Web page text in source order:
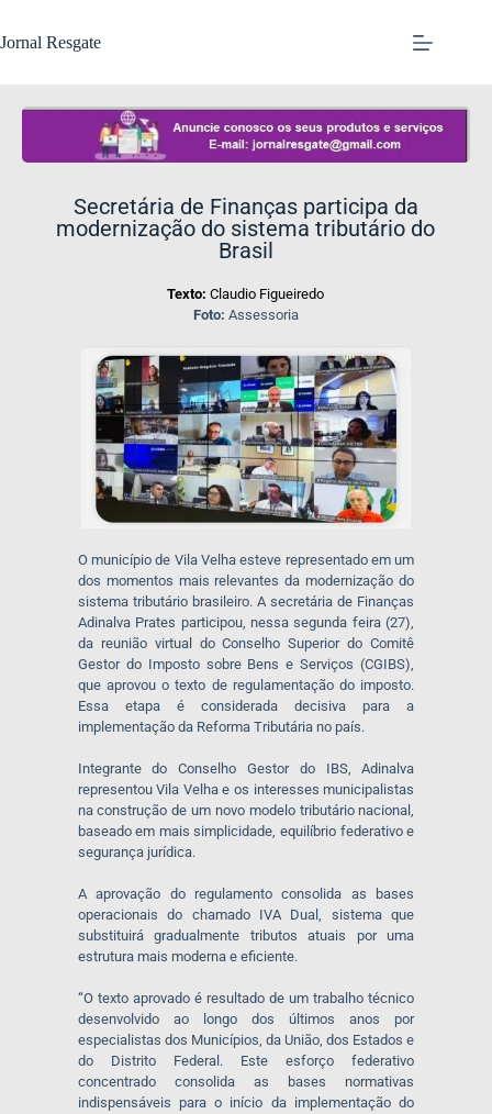
Jornal Resgate
Secretária de Finanças participa da
modernização do sistema tributário do
Brasil
Texto:Claudio Figueiredo
Foto: Assessoria
O município de Vila Velha esteve representado em um
dos momentos mais relevantes da modernização do
sistema tributário brasileiro. A secretária de Finanças
Adinalva Prates participou, nessa segunda feira (27),
da reunião virtual do Conselho Superior do Comitê
Gestor do Imposto sobre Bens e Serviços (CGIBS),
que aprovou o texto de regulamentação do imposto.
Essa etapa é considerada decisiva para a
implementação da Reforma Tributária no país.
Integrante do Conselho Gestor do IBS, Adinalva
representou Vila Velha e os interesses municipalistas
na construção de um novo modelo tributário nacional,
baseado em mais simplicidade, equilíbrio federativo e
segurança jurídica.
A aprovação do regulamento consolida as bases
operacionais do chamado IVA Dual, sistema que
substituirá gradualmente tributos atuais por uma
estrutura mais moderna e eficiente.
“O texto aprovado é resultado de um trabalho técnico
desenvolvido ao longo dos últimos anos por
especialistas dos Municípios, da União, dos Estados e
do Distrito Federal. Este esforço federativo
concentrado consolida as bases normativas
indispensáveis para o início da implementação do